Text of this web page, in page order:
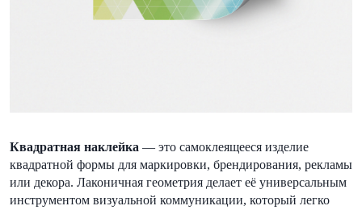
Квадратная наклейка — это самоклеящееся изделие
квадратной формы для маркировки, брендирования, рекламы
или декора. Лаконичная геометрия делает её универсальным
инструментом визуальной коммуникации, который легко